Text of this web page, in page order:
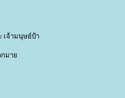
เจ้ามนุษย์ป้า
กมา